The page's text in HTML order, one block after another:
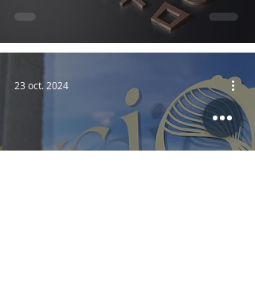
23 oct. 2024